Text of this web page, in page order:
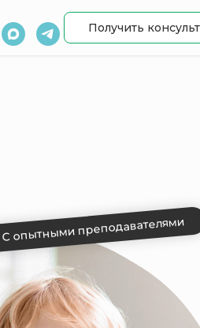
Получить
С опытными преподавателями